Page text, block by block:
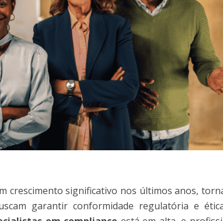
crescimento significativo nos últimos anos,
garantir conformidade regulatória e